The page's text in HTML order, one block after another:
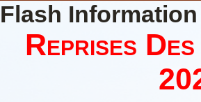
Flash Information
Reprises